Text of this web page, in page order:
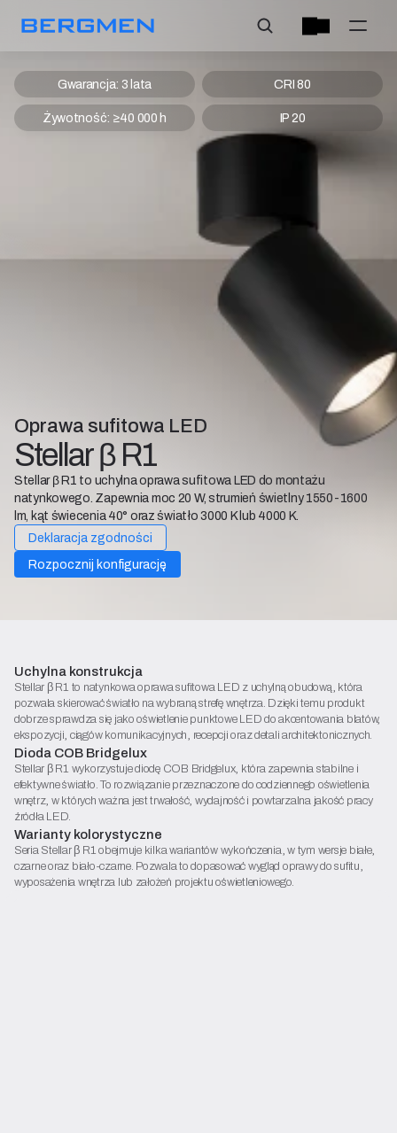
IP 20
CRI 80
Żywotność: ≥40 000 h
Gwarancja: 3 lata
Oprawa sufitowa LED
Stellar β R1
Stellar β R1 to uchylna oprawa sufitowa LED do montażu
natynkowego. Zapewnia moc 20 W, strumień świetlny 1550-1600
lm, kąt świecenia 40° oraz światło 3000 K lub 4000 K.
Deklaracja zgodności
Rozpocznij konfigurację
Uchylna konstrukcja
Stellar β R1 to natynkowa oprawa sufitowa LED z uchylną obudową, która
pozwala skierować światło na wybraną strefę wnętrza. Dzięki temu produkt
dobrze sprawdza się jako oświetlenie punktowe LED do akcentowania blatów,
ekspozycji, ciągów komunikacyjnych, recepcji oraz detali architektonicznych.
Dioda COB Bridgelux
Stellar β R1 wykorzystuje diodę COB Bridgelux, która zapewnia stabilne i
efektywne światło. To rozwiązanie przeznaczone do codziennego oświetlenia
wnętrz, w których ważna jest trwałość, wydajność i powtarzalna jakość pracy
źródła LED.
Warianty kolorystyczne
Seria Stellar β R1 obejmuje kilka wariantów wykończenia, w tym wersje białe,
czarne oraz biało-czarne. Pozwala to dopasować wygląd oprawy do sufitu,
wyposażenia wnętrza lub założeń projektu oświetleniowego.